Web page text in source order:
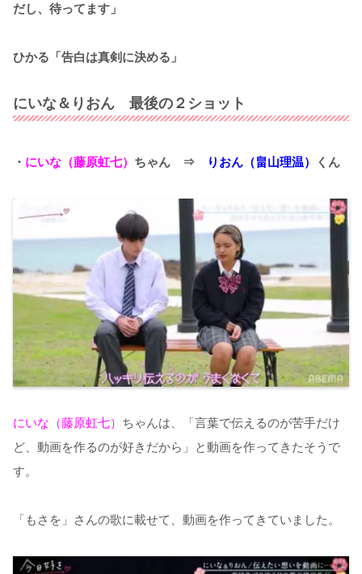
だし、待ってます」
ひかる「告白は真剣に決める」
にいな＆りおん 最後の２ショット
・ にいな（藤原虹七） ちゃん ⇒ りおん（畠山理温） くん
にいな（藤原虹七） ちゃんは、「言葉で伝えるのが苦手だけ
ど、動画を作るのが好きだから」と動画を作ってきたそうで
す。
「もさを」さんの歌に載せて、動画を作ってきていました。